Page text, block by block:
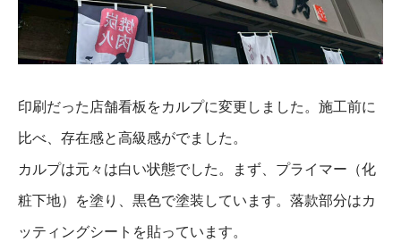
印刷だった店舗看板をカルプに変更しました。施工前に
比べ、存在感と高級感がでました。
カルプは元々は白い状態でした。まず、プライマー（化
粧下地）を塗り、黒色で塗装しています。落款部分はカ
ッティングシートを貼っています。